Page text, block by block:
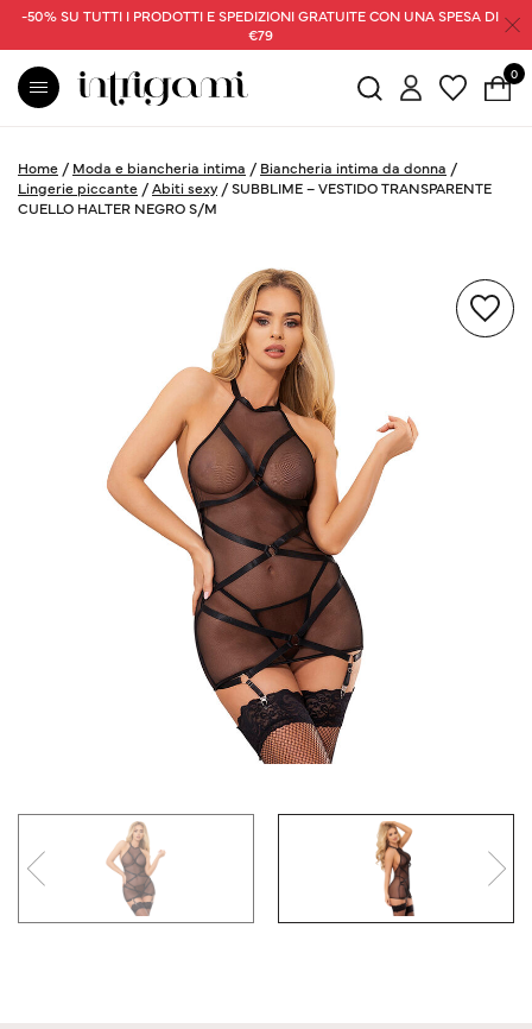
-50% SU TUTTI I PRODOTTI E SPEDIZIONI GRATUITE CON UNA SPESA DI
€79
0
Home / Moda e biancheria intima / Biancheria intima da donna /
Lingerie piccante /Abiti sexy /SUBBLIME – VESTIDO TRANSPARENTE
CUELLO HALTER NEGRO S/M